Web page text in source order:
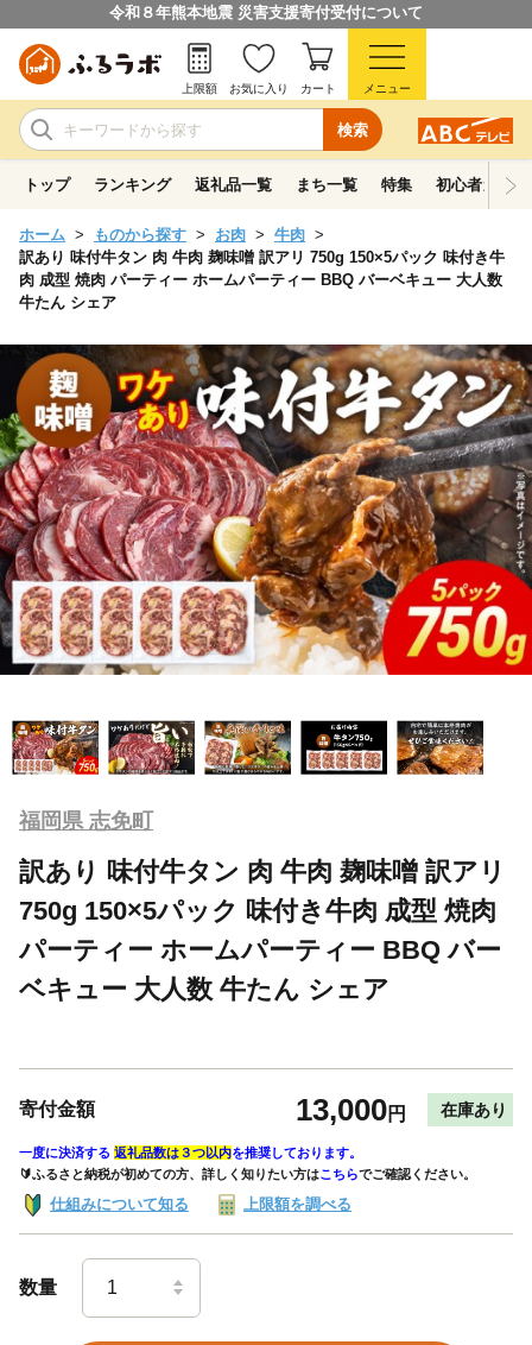
令和８年熊本地震 災害支援寄付受付について
検索
上限額 お気に入り カート メニュー
トップ ランキング 返礼品一覧 まち一覧 特集 初心者ガイド
ホーム ものから探す お肉
牛肉
訳あり 味付牛タン 肉 牛肉 麹味噌 訳アリ 750g 150×5パック 味付き牛
肉 成型 焼肉 パーティー ホームパーティー BBQ バーベキュー 大人数
牛たん シェア
福岡県 志免町
訳あり 味付牛タン 肉 牛肉 麹味噌 訳アリ
750g 150×5パック 味付き牛肉 成型 焼肉
パーティー ホームパーティー BBQ バー
ベキュー 大人数 牛たん シェア
寄付金額 13,000円 在庫あり
一度に決済する 返礼品数は３つ以内を推奨しております。
🔰ふるさと納税が初めての方、詳しく知りたい方はこちらでご確認ください。
仕組みについて知る 上限額を調べる
数量